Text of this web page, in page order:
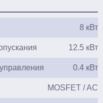
8 кВт
12.5 кВт
0.4 кВт
MOSFET / AC